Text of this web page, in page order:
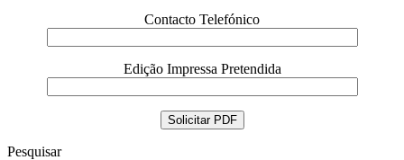
Contacto Telefónico
Edição Impressa Pretendida
Pesquisar